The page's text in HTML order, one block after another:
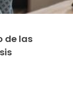
de las